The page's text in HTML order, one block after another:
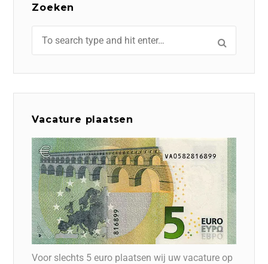
Zoeken
Vacature plaatsen
Voor slechts 5 euro plaatsen wij uw vacature op